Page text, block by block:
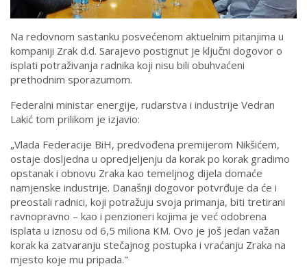
Na redovnom sastanku posvećenom aktuelnim pitanjima u
kompaniji Zrak d.d. Sarajevo postignut je ključni dogovor o
isplati potraživanja radnika koji nisu bili obuhvaćeni
prethodnim sporazumom.
Federalni ministar energije, rudarstva i industrije Vedran
Lakić tom prilikom je izjavio:
„Vlada Federacije BiH, predvođena premijerom Nikšićem,
ostaje dosljedna u opredjeljenju da korak po korak gradimo
opstanak i obnovu Zraka kao temeljnog dijela domaće
namjenske industrije. Današnji dogovor potvrđuje da će i
preostali radnici, koji potražuju svoja primanja, biti tretirani
ravnopravno – kao i penzioneri kojima je već odobrena
isplata u iznosu od 6,5 miliona KM. Ovo je još jedan važan
korak ka zatvaranju stečajnog postupka i vraćanju Zraka na
mjesto koje mu pripada."